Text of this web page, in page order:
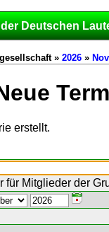
Deutschen
» 2026 »
erstellt.
für Mitglieder der